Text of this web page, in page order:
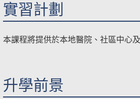
實習計劃
本課程將提供於本地醫院、社區中心
升學前景